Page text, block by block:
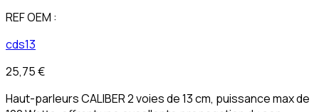
REF OEM :
cds13
25,75 €
Haut-parleurs CALIBER 2 voies de 13 cm, puissance max de